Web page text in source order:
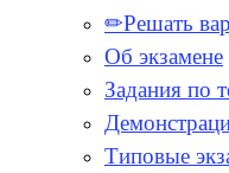
✏Решать
Об экзамене
Задания по
Типовые